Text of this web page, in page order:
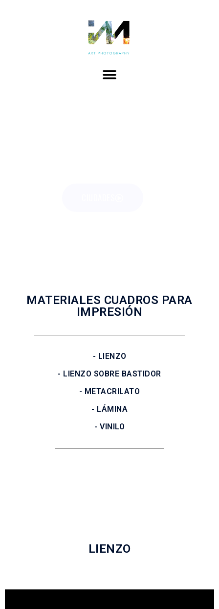
MATERIALES CUADROS PARA
IMPRESIÓN
- LIENZO
- LIENZO SOBRE BASTIDOR
- METACRILATO
- LÁMINA
- VINILO
LIENZO